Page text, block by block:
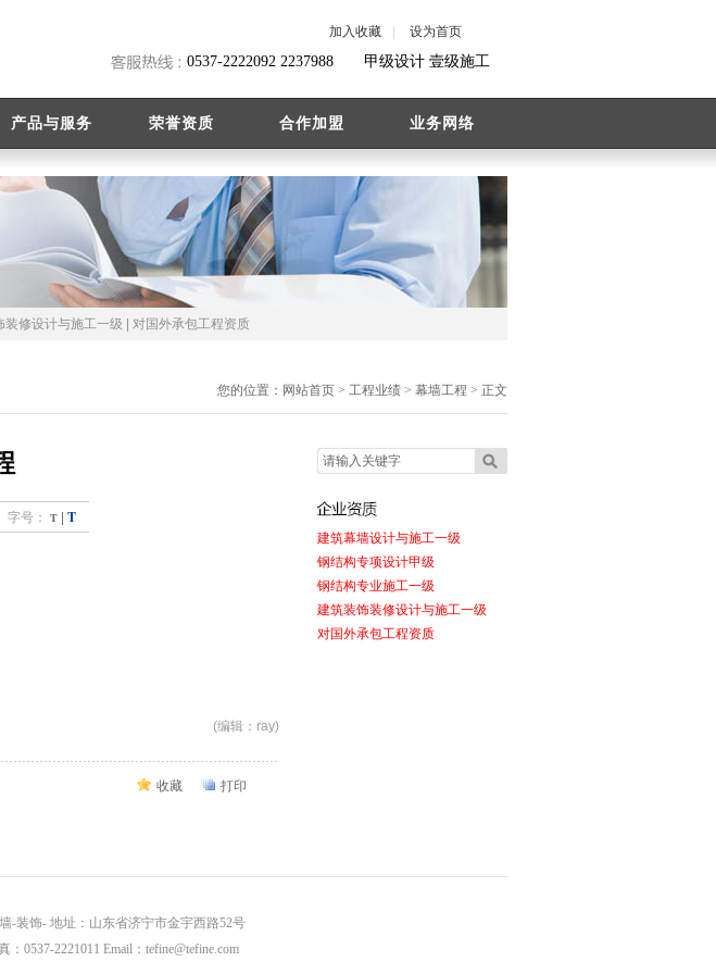
加入收藏 设为首页
0537-2222092 2237988 甲级设计 壹级施工
产品与服务 荣誉资质 合作加盟 业务网络
修设计与施工一级 | 对国外承包工程资质
您的位置： 网站首页 > 工程业绩 > 幕墙工程 > 正文
字号： T T
(编辑：ray)
收藏 打印
建筑幕墙设计与施工一级
钢结构专项设计甲级
钢结构专业施工一级
建筑装饰装修设计与施工一级
对国外承包工程资质
-装饰- 地址：山东省济宁市金宇西路52号
0537-2221011 Email：tefine@tefine.com